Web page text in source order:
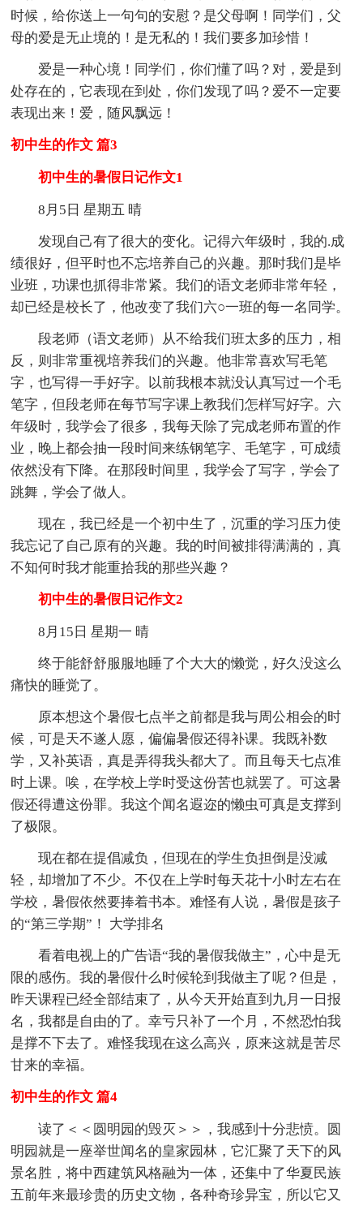
时候，给你送上一句句的安慰？是父母啊！同学们，父
母的爱是无止境的！是无私的！我们要多加珍惜！
爱是一种心境！同学们，你们懂了吗？对，爱是到
处存在的，它表现在到处，你们发现了吗？爱不一定要
表现出来！爱，随风飘远！
初中生的作文 篇3
初中生的暑假日记作文1
8月5日 星期五 晴
发现自己有了很大的变化。记得六年级时，我的.成
绩很好，但平时也不忘培养自己的兴趣。那时我们是毕
业班，功课也抓得非常紧。我们的语文老师非常年轻，
却已经是校长了，他改变了我们六○一班的每一名同学。
段老师（语文老师）从不给我们班太多的压力，相
反，则非常重视培养我们的兴趣。他非常喜欢写毛笔
字，也写得一手好字。以前我根本就没认真写过一个毛
笔字，但段老师在每节写字课上教我们怎样写好字。六
年级时，我学会了很多，我每天除了完成老师布置的作
业，晚上都会抽一段时间来练钢笔字、毛笔字，可成绩
依然没有下降。在那段时间里，我学会了写字，学会了
跳舞，学会了做人。
现在，我已经是一个初中生了，沉重的学习压力使
我忘记了自己原有的兴趣。我的时间被排得满满的，真
不知何时我才能重拾我的那些兴趣？
初中生的暑假日记作文2
8月15日 星期一 晴
终于能舒舒服服地睡了个大大的懒觉，好久没这么
痛快的睡觉了。
原本想这个暑假七点半之前都是我与周公相会的时
候，可是天不遂人愿，偏偏暑假还得补课。我既补数
学，又补英语，真是弄得我头都大了。而且每天七点准
时上课。唉，在学校上学时受这份苦也就罢了。可这暑
假还得遭这份罪。我这个闻名遐迩的懒虫可真是支撑到
了极限。
现在都在提倡减负，但现在的学生负担倒是没减
轻，却增加了不少。不仅在上学时每天花十小时左右在
学校，暑假依然要捧着书本。难怪有人说，暑假是孩子
的“第三学期”！ 大学排名
看着电视上的广告语“我的暑假我做主”，心中是无
限的感伤。我的暑假什么时候轮到我做主了呢？但是，
昨天课程已经全部结束了，从今天开始直到九月一日报
名，我都是自由的了。幸亏只补了一个月，不然恐怕我
是撑不下去了。难怪我现在这么高兴，原来这就是苦尽
甘来的幸福。
初中生的作文 篇4
读了＜＜圆明园的毁灭＞＞，我感到十分悲愤。圆
明园就是一座举世闻名的皇家园林，它汇聚了天下的风
景名胜，将中西建筑风格融为一体，还集中了华夏民族
五前年来最珍贵的历史文物，各种奇珍异宝，所以它又